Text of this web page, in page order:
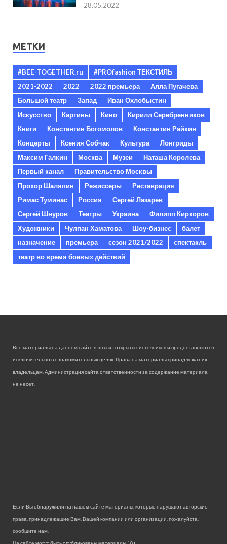
28.05.2022
МЕТКИ
#BEE-TOGETHER.ru
#PROfashion ТЕКСТИЛЬ
2021-2022
2022 2022 премьера
Алла Пугачева
Большой театр
Запад
Иван Охлобыстин
Искусство
Картины Кино
Кирилл Серебренников
Книги
Константин Богомолов
Константин Райкин
Концерты
Ксения Собчак Культура
Лонгриды
Максим Галкин
Москва Музеи
Наташа Королева
Первый канал
Правительство Москвы
Прохор Шаляпин
Режиссеры
Реставрация
Римас Туминас
Россия
Сергей Лазарев
Сергей Шнуров
Театры Украина
Филипп Киркоров
Художники
Чулпан Хаматова Шоу-бизнес
балет
назначение
премьера сезон 2021/2022
спектакль
театр во время боевых действий
Все материалы на данном сайте взяты из открытых источников и предоставляются
исключительно в ознакомительных целях. Права на материалы принадлежат их
владельцам. Администрация сайта ответственности за содержание материала
не несет.
Если Вы обнаружили на нашем сайте материалы, которые нарушают авторские
права, принадлежащие Вам, Вашей компании или организации, пожалуйста,
сообщите нам.